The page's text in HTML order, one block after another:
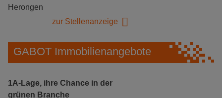
Herongen
zur Stellenanzeige
GABOT Immobilienangebote
1A-Lage, ihre Chance in der
grünen Branche